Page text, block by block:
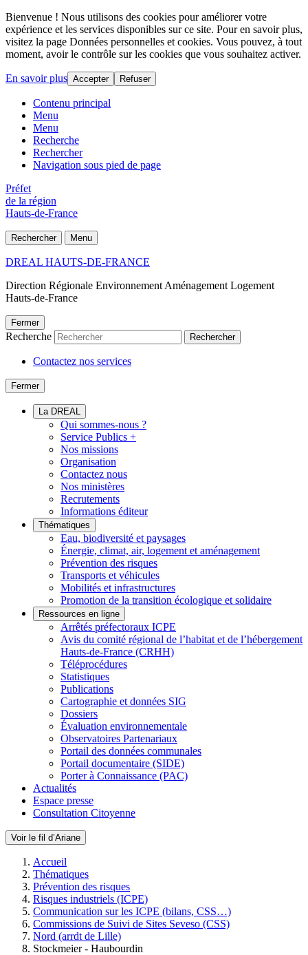
Bienvenue ! Nous utilisons des cookies pour améliorer votre
expérience et les services disponibles sur ce site. Pour en savoir plus,
visitez la page Données personnelles et cookies. Vous pouvez, à tout
moment, avoir le contrôle sur les cookies que vous souhaitez activer.
En savoir plus Accepter Refuser
Contenu principal
Menu
Menu
Recherche
Rechercher
Navigation sous pied de page
Préfet
de la région
Hauts-de-France
Rechercher Menu
DREAL HAUTS-DE-FRANCE
Direction Régionale Environnement Aménagement Logement
Hauts-de-France
Fermer
Recherche Rechercher
Contactez nos services
Fermer
La DREAL
Qui sommes-nous ?
Service Publics +
Nos missions
Organisation
Contactez nous
Nos ministères
Recrutements
Informations éditeur
Thématiques
Eau, biodiversité et paysages
Énergie, climat, air, logement et aménagement
Prévention des risques
Transports et véhicules
Mobilités et infrastructures
Promotion de la transition écologique et solidaire
Ressources en ligne
Arrêtés préfectoraux ICPE
Avis du comité régional de l’habitat et de l’hébergement
Hauts-de-France (CRHH)
Téléprocédures
Statistiques
Publications
Cartographie et données SIG
Dossiers
Évaluation environnementale
Observatoires Partenariaux
Portail des données communales
Portail documentaire (SIDE)
Porter à Connaissance (PAC)
Actualités
Espace presse
Consultation Citoyenne
Voir le fil d’Ariane
Accueil
Thématiques
Prévention des risques
Risques industriels (ICPE)
Communication sur les ICPE (bilans, CSS…)
Commissions de Suivi de Sites Seveso (CSS)
Nord (arrdt de Lille)
Stockmeier - Haubourdin